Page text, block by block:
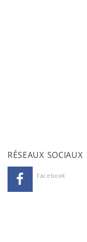
RÉSEAUX SOCIAUX
Facebook